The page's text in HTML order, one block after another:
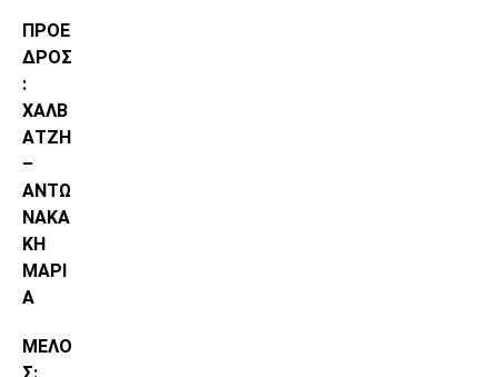
ΠΡΟΕ
ΔΡΟΣ
:
ΧΑΛΒ
ΑΤΖΗ
–
ΑΝΤΩ
ΝΑΚΑ
ΚΗ
ΜΑΡΙ
Α
ΜΕΛΟ